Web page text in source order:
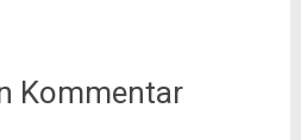
Kommentar